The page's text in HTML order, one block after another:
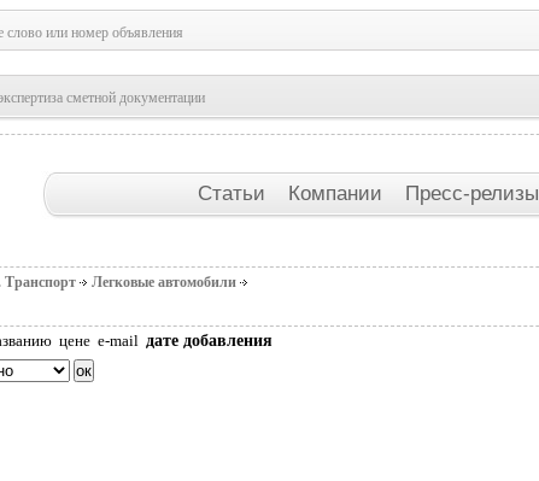
слово или номер объявления
сметной документации
Статьи Компании Пресс-релизы
Легковые автомобили
цене e-mail дате добавления